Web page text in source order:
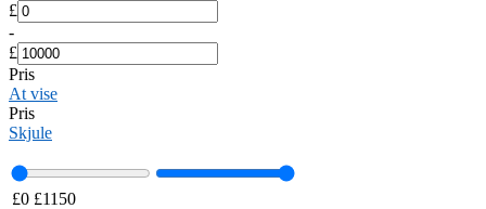
£
-
£
Pris
At vise
Pris
Skjule
£0 £1150